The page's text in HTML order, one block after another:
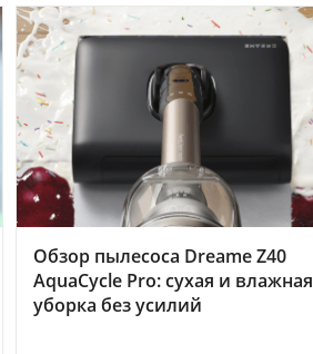
Обзор пылесоса Dreame Z40
AquaCycle Pro: сухая и влажная
уборка без усилий